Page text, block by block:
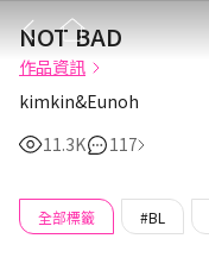
NOT BAD
作品資訊
kimkin&Eunoh
11.3K
117
全部標籤 #BL